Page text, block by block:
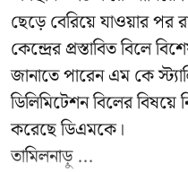
ছেড়ে বেরিয়ে যাওয়ার পর
কেন্দ্রের প্রস্তাবিত বিলে
জানাতে পারেন এম কে
ডিলিমিটেশন বিলের
করেছে ডিএমকে।
তামিলনাড়ু ...